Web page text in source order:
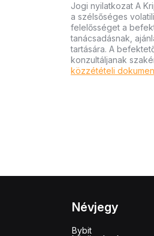
Jogi nyilatkozat A
a szélsőséges
felelősséget a
tanácsadásnak,
tartására. A
konzultáljanak
közzétételi
Névjegy
Bybit